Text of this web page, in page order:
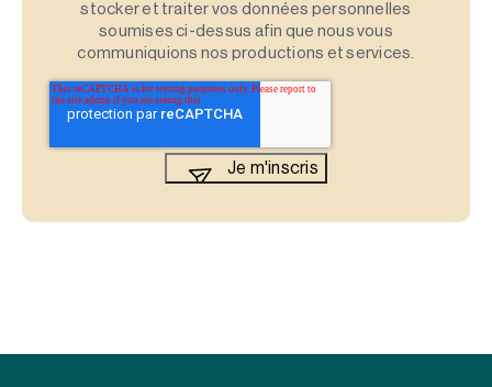
stocker et traiter vos données personnelles
soumises ci-dessus afin que nous vous
communiquions nos productions et services.